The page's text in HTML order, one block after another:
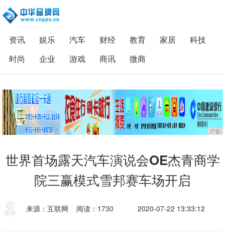
资讯 娱乐 汽车 财经 教育 家居
科技
时尚
企业 游戏 商讯 微商
广告
世界首场露天汽车演说会OE杰青商学
院三赢模式雪邦赛车场开启
来源：互联网 阅读：1730 2020-07-22 13:33:12